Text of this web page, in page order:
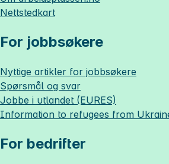
Nettstedkart
For jobbsøkere
Nyttige artikler for jobbsøkere
Spørsmål og svar
Jobbe i utlandet (EURES)
Information to refugees from
For bedrifter